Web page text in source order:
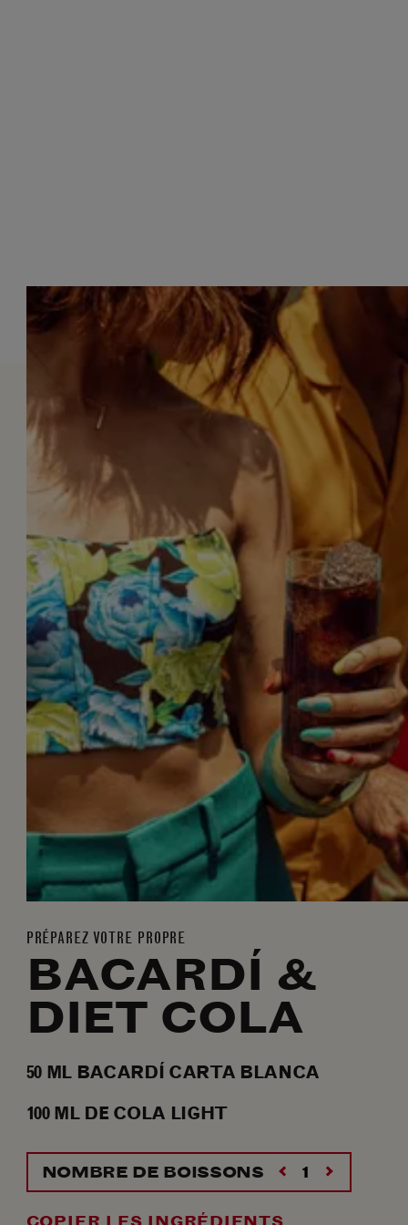
PRÉPAREZ VOTRE PROPRE
BACARDÍ &
DIET COLA
50 ML BACARDÍ CARTA BLANCA
100MLDE COLA LIGHT
NOMBRE DE BOISSONS
COPIER LES INGRÉDIENTS